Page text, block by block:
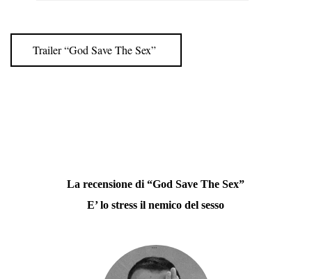
Trailer “God Save The Sex”
La recensione di “God Save The Sex”
E’ lo stress il nemico del sesso